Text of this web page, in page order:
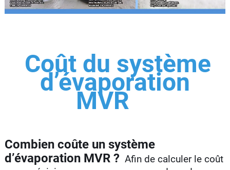
Coût du système
d’évaporation
MVR
Combien coûte un système
d’évaporation MVR ? Afin de calculer le coût